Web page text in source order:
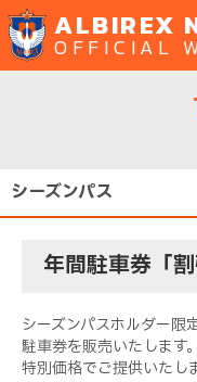
ALBIREX
OFFICIAL
シーズンパス
年間駐車券「割
シーズンパスホルダー限
駐車券を販売いたします。
特別価格でご提供いたし